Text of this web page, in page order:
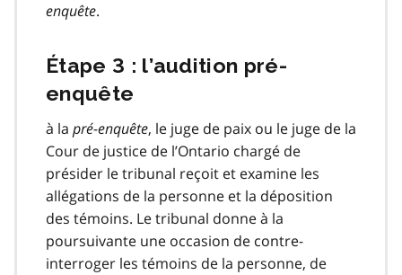
enquête.
Étape 3 : l’audition pré-
enquête
à la pré-enquête, le juge de paix ou le juge de la
Cour de justice de l’Ontario chargé de
présider le tribunal reçoit et examine les
allégations de la personne et la déposition
des témoins. Le tribunal donne à la
poursuivante une occasion de contre-
interroger les témoins de la personne, de